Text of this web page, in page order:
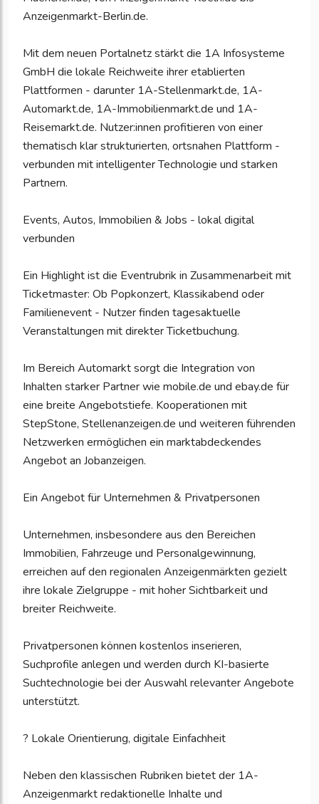
Anzeigenmarkt-Berlin.de.
Mit dem neuen Portalnetz stärkt die 1A Infosysteme
GmbH die lokale Reichweite ihrer etablierten
Plattformen - darunter 1A-Stellenmarkt.de, 1A-
Automarkt.de, 1A-Immobilienmarkt.de und 1A-
Reisemarkt.de. Nutzer:innen profitieren von einer
thematisch klar strukturierten, ortsnahen Plattform -
verbunden mit intelligenter Technologie und starken
Partnern.
Events, Autos, Immobilien & Jobs - lokal digital
verbunden
Ein Highlight ist die Eventrubrik in Zusammenarbeit mit
Ticketmaster: Ob Popkonzert, Klassikabend oder
Familienevent - Nutzer finden tagesaktuelle
Veranstaltungen mit direkter Ticketbuchung.
Im Bereich Automarkt sorgt die Integration von
Inhalten starker Partner wie mobile.de und ebay.de für
eine breite Angebotstiefe. Kooperationen mit
StepStone, Stellenanzeigen.de und weiteren führenden
Netzwerken ermöglichen ein marktabdeckendes
Angebot an Jobanzeigen.
Ein Angebot für Unternehmen & Privatpersonen
Unternehmen, insbesondere aus den Bereichen
Immobilien, Fahrzeuge und Personalgewinnung,
erreichen auf den regionalen Anzeigenmärkten gezielt
ihre lokale Zielgruppe - mit hoher Sichtbarkeit und
breiter Reichweite.
Privatpersonen können kostenlos inserieren,
Suchprofile anlegen und werden durch KI-basierte
Suchtechnologie bei der Auswahl relevanter Angebote
unterstützt.
? Lokale Orientierung, digitale Einfachheit
Neben den klassischen Rubriken bietet der 1A-
Anzeigenmarkt redaktionelle Inhalte und